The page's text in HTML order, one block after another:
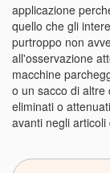
applicazione
quello che gli
purtroppo non
all'osservazione
macchine
o un sacco di altre
eliminati o
avanti negli